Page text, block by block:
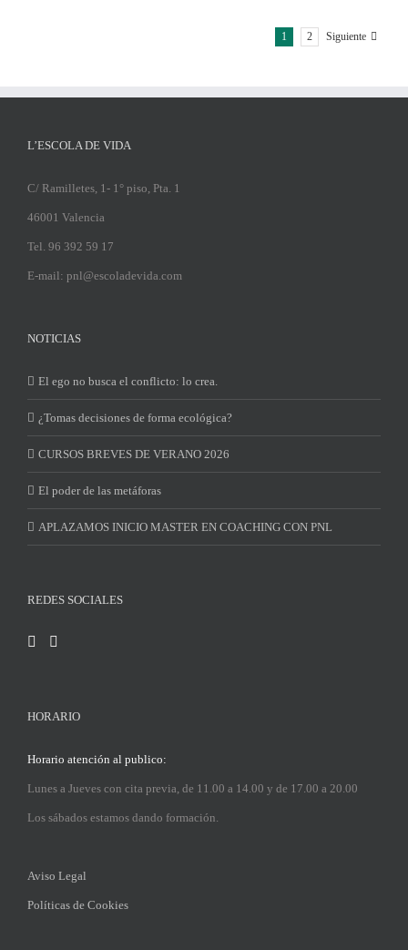
1 2 Siguiente
L’ESCOLA DE VIDA
C/ Ramilletes, 1- 1° piso, Pta. 1
46001 Valencia
Tel. 96 392 59 17
E-mail: pnl@escoladevida.com
NOTICIAS
El ego no busca el conflicto: lo crea.
¿Tomas decisiones de forma ecológica?
CURSOS BREVES DE VERANO 2026
El poder de las metáforas
APLAZAMOS INICIO MASTER EN COACHING CON PNL
REDES SOCIALES
HORARIO
Horario atención al publico:
Lunes a Jueves con cita previa, de 11.00 a 14.00 y de 17.00 a 20.00
Los sábados estamos dando formación.
Aviso Legal
Políticas de Cookies